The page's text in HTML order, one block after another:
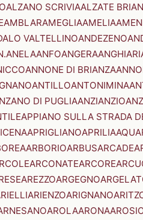
ALZANO SCRIVIAALZATE
AMBLARAMEGLIAAMELIA
VALTELLINOANDEZENO
ANELAANFOANGERAANGHIARI
ANNONE DI BRIANZA
ANTILLOANTONIMINA
DI PUGLIAANZIANZIO
APPIANO SULLA STRADA
APRIGLIANOAPRILIA
ARBORIOARBUSARCADE
ARCONATEARCORE
AREZZOARGEGNO
ARIENZOARIGNANO
AROLAARONA